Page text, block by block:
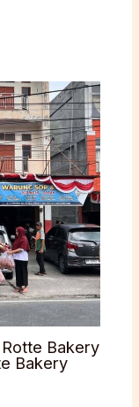
Bakery
Bakery